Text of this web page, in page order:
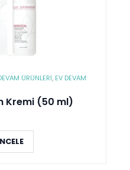
ÜRÜNLERI, EV DEVAM
Kremi (50 ml)